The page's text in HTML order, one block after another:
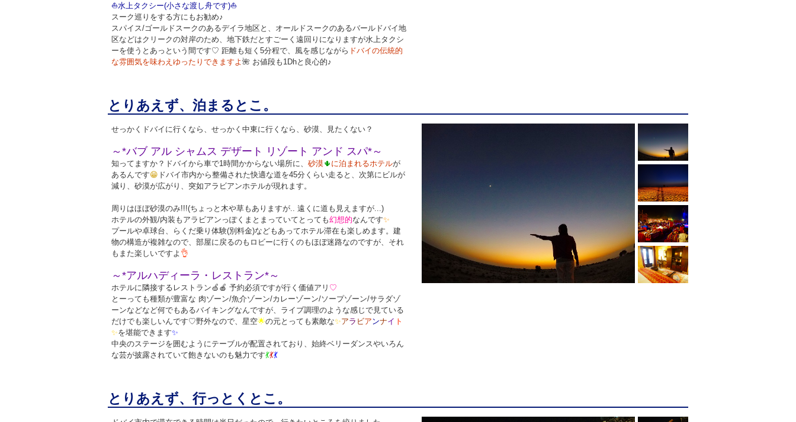
⛵水上タクシー(小さな渡し舟です)⛵
スーク巡りをする方にもお勧め♪
スパイス/ゴールドスークのあるデイラ地区と、オールドスークのあるバールドバイ地
区などはクリークの対岸のため、地下鉄だとすごーく遠回りになりますが水上タクシ
ーを使うとあっという間です♡ 距離も短く5分程で、風を感じながら ドバイの伝統的
な雰囲気を味わえゆったりできますよ 🌺 お値段も1Dhと良心的♪
とりあえず、泊まるとこ。
せっかくドバイに行くなら、せっかく中東に行くなら、 砂漠、見たくない？
～*バブ アル シャムス デザート リゾート アンド スパ*～
知ってますか？ドバイから車で1時間かからない場所に、 砂漠🌵 に泊まれるホテルが
あるんです😁 ドバイ市内から整備された快適な道を45分くらい走ると、次第にビルが
減り、砂漠が広がり、突如アラビアンホテルが現れます。
周りはほぼ砂漠のみ!!!(ちょっと木や草もありますが.. 遠くに道も見えますが...)
ホテルの外観/内装も アラビアン っぽくまとまっていてとっても幻想的なんです✨
プールや卓球台、らくだ乗り体験(別料金)などもあってホテル滞在も楽しめます。建
物の構造が複雑なので、部屋に戻るのもロビーに行くのもほぼ迷路なのですが、それ
もまた楽しいですよ 👌
～*アルハディーラ・レストラン*～
ホテルに隣接するレストラン🍏 🍎 予約必須ですが行く価値アリ ♡
とーっても種類が豊富な 肉ゾーン/魚介ゾーン/カレーゾーン/ソープゾーン/サラダゾ
ーンなどなど何でもあるバイキングなんですが、ライブ調理のような感じで見ている
だけでも楽しいんです♡野外なので、星空🌟の元とっても素敵な✨アラ ビアンナイ ト
✨を堪能できます✨
中央のステージを囲むようにテーブルが配置されており、始終ベリーダンスやいろん
な芸が披露されていて飽きないのも魅力です💃💃💃
とりあえず、行っとくとこ。